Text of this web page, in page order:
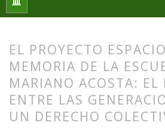
Inicio Núm. 28
EL PROYECTO
MEMORIA DE LA
MARIANO ACOSTA: EL
ENTRE LAS
UN DERECHO